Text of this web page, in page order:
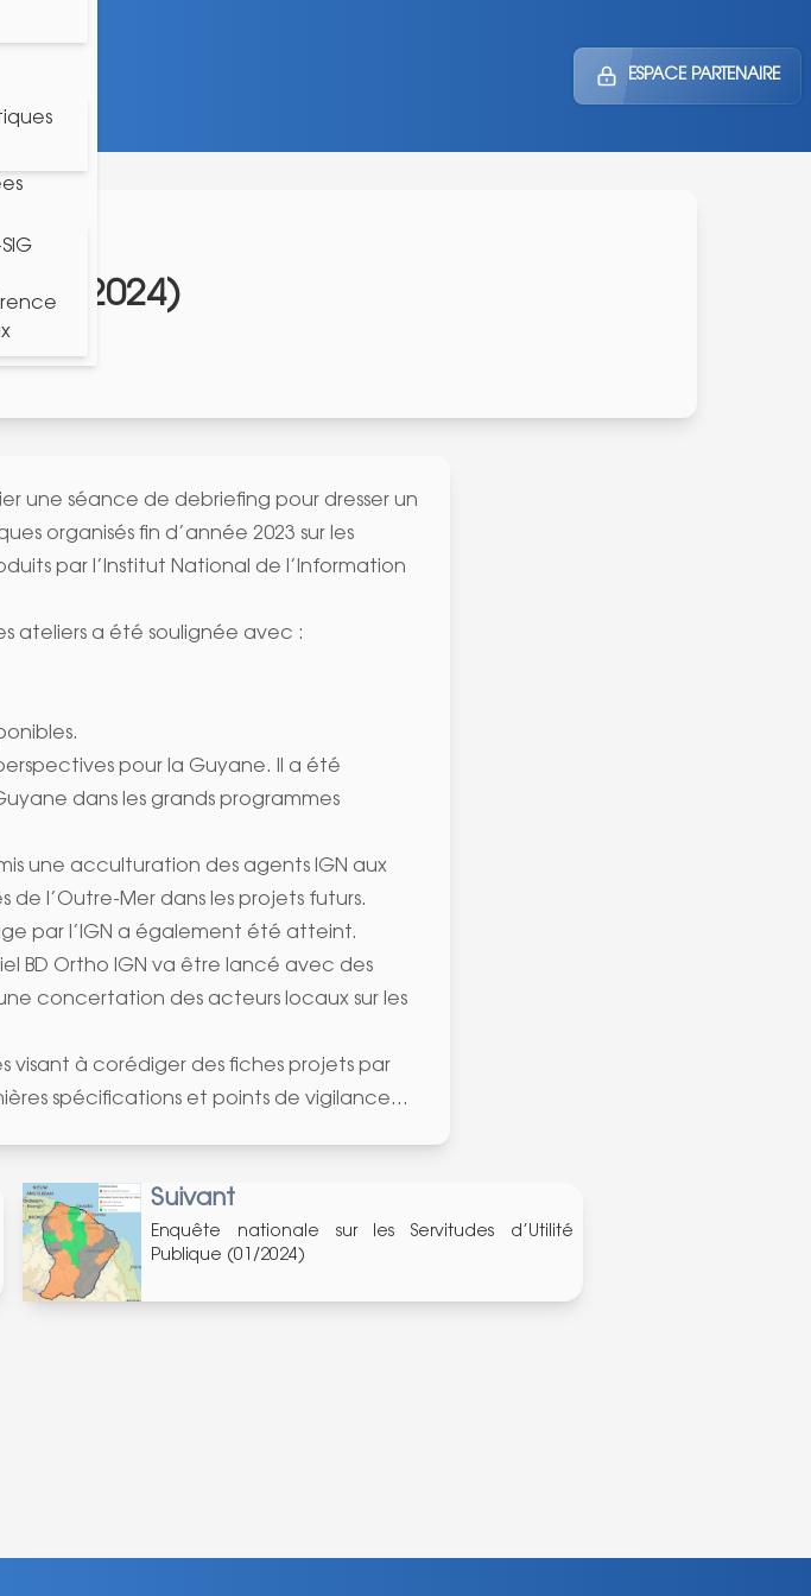
ESPACE PARTENAIRE
01/2024)
une séance de debriefing pour dresser un
organisés fin d’année 2023 sur les
par l’Institut National de l’Information
ateliers a été soulignée avec :
pour la Guyane. Il a été
dans les grands programmes
une acculturation des agents IGN aux
l’Outre-Mer dans les projets futurs.
par l’IGN a également été atteint.
BD Ortho IGN va être lancé avec des
concertation des acteurs locaux sur les
visant à corédiger des fiches projets par
spécifications et points de vigilance…
Suivant
Enquête nationale sur les Servitudes d’Utilité
Publique (01/2024)